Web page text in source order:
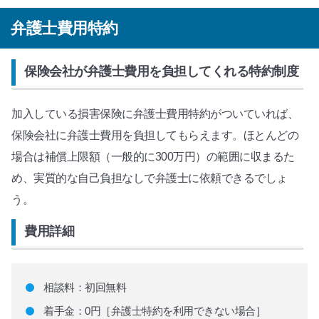
弁護士費用特約
保険会社が弁護士費用を負担してくれる特約制度
加入している損害保険に弁護士費用特約がついていれば、
保険会社に弁護士費用を負担してもらえます。ほとんどの
場合は補償上限額（一般的に300万円）の範囲に収まるた
め、実質的な自己負担なしで弁護士に依頼できるでしょ
う。
費用詳細
相談料：初回無料
着手金：0円［弁護士特約を利用できない場合］